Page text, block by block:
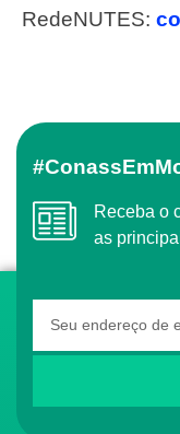
RedeNUTES:
Receba o conteúdo semanal do Conass com
as